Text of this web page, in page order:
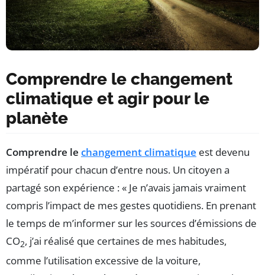
Comprendre le changement
climatique et agir pour le
planète
Comprendre le changement climatique est devenu
impératif pour chacun d’entre nous. Un citoyen a
partagé son expérience : « Je n’avais jamais vraiment
compris l’impact de mes gestes quotidiens. En prenant
le temps de m’informer sur les sources d’émissions de
CO2, j’ai réalisé que certaines de mes habitudes,
comme l’utilisation excessive de la voiture,